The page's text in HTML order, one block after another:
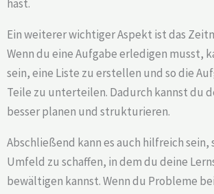
hast.
Ein weiterer wichtiger Aspekt ist das
Wenn du eine Aufgabe erledigen musst,
sein, eine Liste zu erstellen und so die
Teile zu unterteilen. Dadurch kannst du
besser planen und strukturieren.
Abschließend kann es auch hilfreich sein,
Umfeld zu schaffen, in dem du deine
bewältigen kannst. Wenn du Probleme